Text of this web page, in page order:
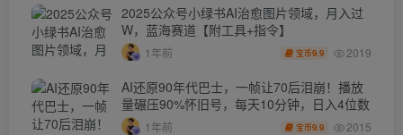
2025公众号小绿书AI治愈图片领域，月入过
W，蓝海赛道【附工具+指令】
1年前 宝币9.9 2019
AI还原90年代巴士，一帧让70后泪崩！播放
量碾压90%怀旧号，每天10分钟，日入4位数
1年前 宝币9.9 2015